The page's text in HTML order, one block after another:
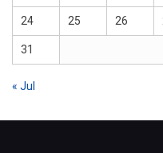
24 25 26
31
« Jul